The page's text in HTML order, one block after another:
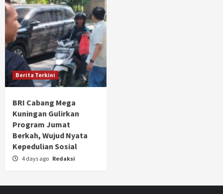
Berita Terkini
BRI Cabang Mega
Kuningan Gulirkan
Program Jumat
Berkah, Wujud Nyata
Kepedulian Sosial
4 days ago Redaksi